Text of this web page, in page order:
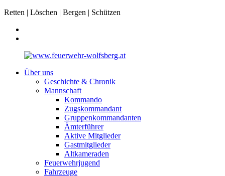
Retten | Löschen | Bergen | Schützen
Über uns
Geschichte & Chronik
Mannschaft
Kommando
Zugskommandant
Gruppenkommandanten
Ämterführer
Aktive Mitglieder
Gastmitglieder
Altkameraden
Feuerwehrjugend
Fahrzeuge